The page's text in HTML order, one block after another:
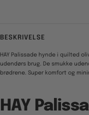
BESKRIVELSE
HAY Palissade hynde i quilted
udendørs brug. De smukke
brødrene. Super komfort og
HAY